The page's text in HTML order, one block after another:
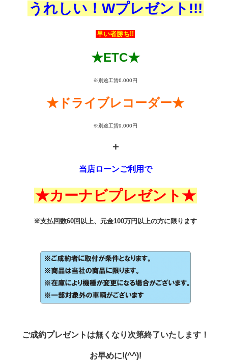
うれしい！Wプレゼント!!!
早い者勝ち!!
★ETC★
※別途工賃6.000円
★ドライブレコーダー★
※別途工賃9.000円
＋
当店ローンご利用で
★カーナビプレゼント★
※支払回数60回以上、元金100万円以上の方に限ります
ご成約プレゼントは無くなり次第終了いたします！
お早めに!(^^)!